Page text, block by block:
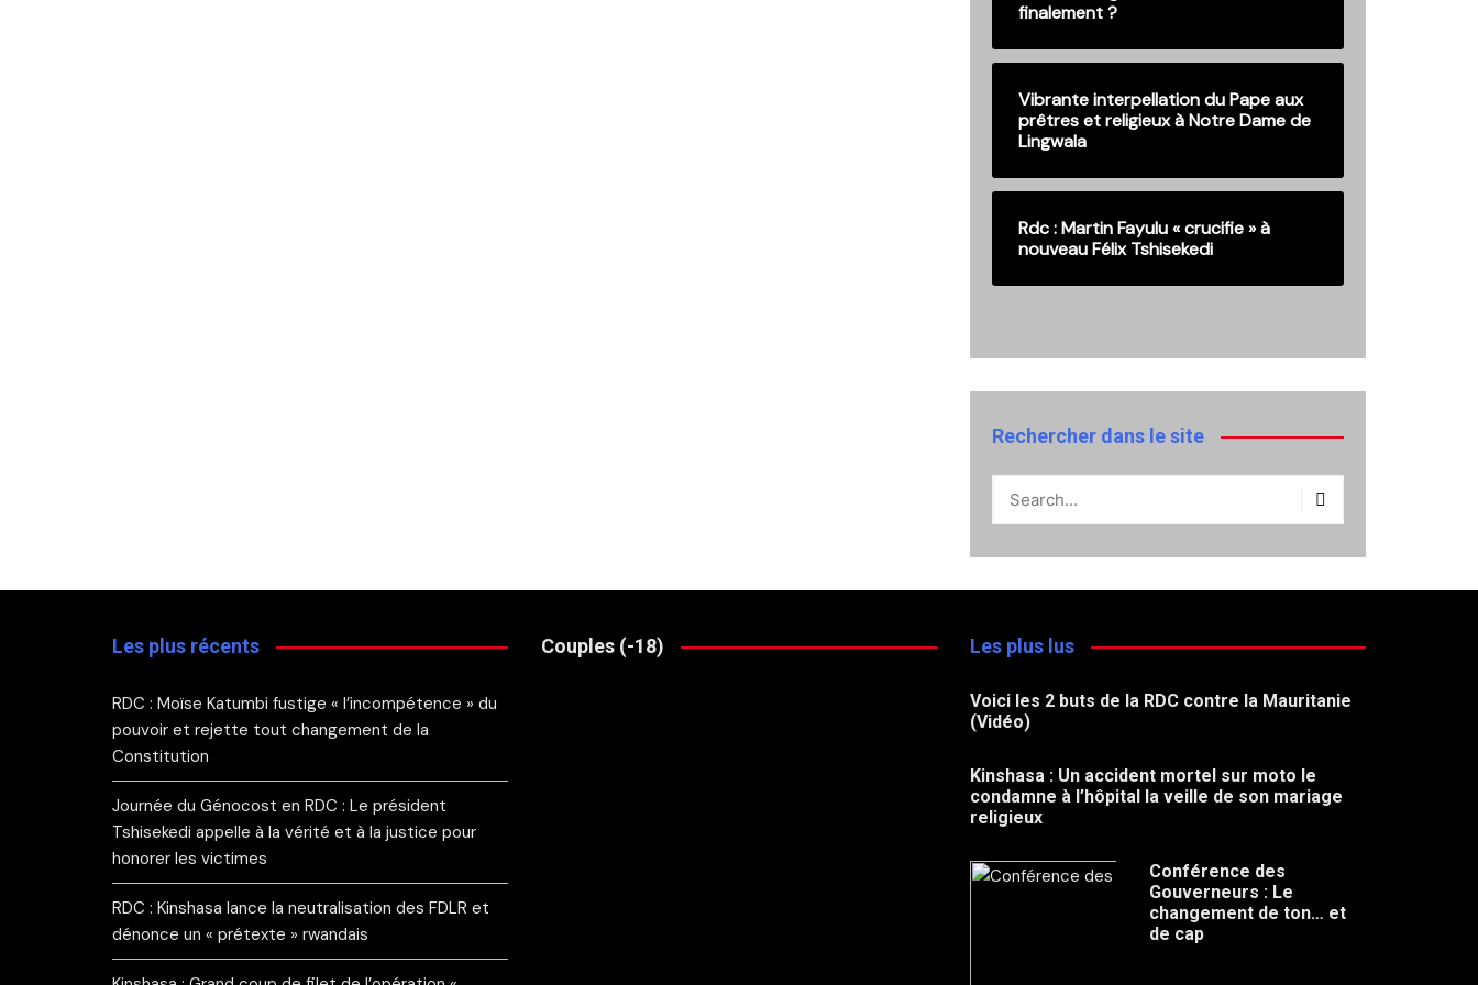
finalement ?
Vibrante interpellation du Pape aux
prêtres et religieux à Notre Dame de
Lingwala
Rdc : Martin Fayulu « crucifie » à
nouveau Félix Tshisekedi
Rechercher dans le site
Les plus récents
RDC : Moïse Katumbi fustige « l’incompétence » du
pouvoir et rejette tout changement de la
Constitution
Journée du Génocost en RDC : Le président
Tshisekedi appelle à la vérité et à la justice pour
honorer les victimes
RDC : Kinshasa lance la neutralisation des FDLR et
dénonce un « prétexte » rwandais
Couples (-18) Les plus lus
Voici les 2 buts de la RDC contre la Mauritanie
(Vidéo)
Kinshasa : Un accident mortel sur moto le
condamne à l’hôpital la veille de son mariage
religieux
Conférence des
Gouverneurs : Le
changement de ton… et
de cap